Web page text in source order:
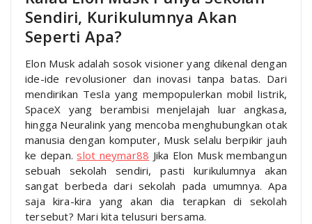
Sendiri, Kurikulumnya Akan
Seperti Apa?
Elon Musk adalah sosok visioner yang dikenal dengan
ide-ide revolusioner dan inovasi tanpa batas. Dari
mendirikan Tesla yang mempopulerkan mobil listrik,
SpaceX yang berambisi menjelajah luar angkasa,
hingga Neuralink yang mencoba menghubungkan otak
manusia dengan komputer, Musk selalu berpikir jauh
ke depan. slot neymar88 Jika Elon Musk membangun
sebuah sekolah sendiri, pasti kurikulumnya akan
sangat berbeda dari sekolah pada umumnya. Apa
saja kira-kira yang akan dia terapkan di sekolah
tersebut? Mari kita telusuri bersama.